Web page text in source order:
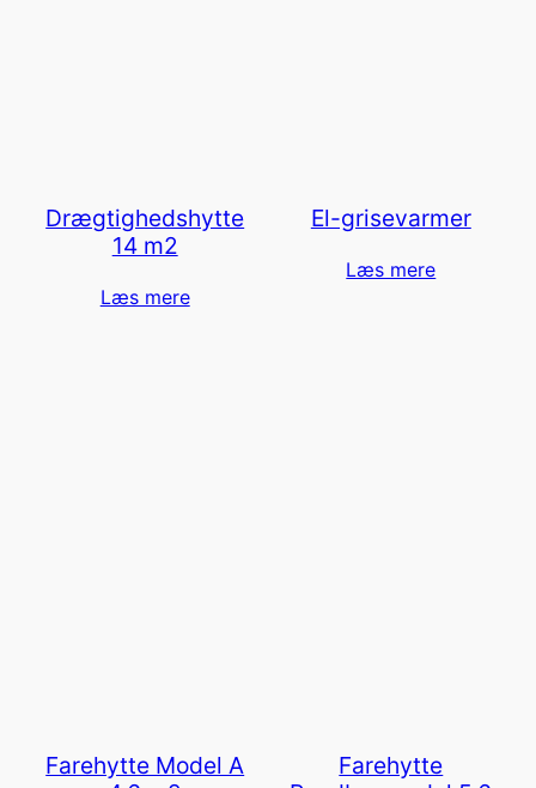
Drægtighedshytte
14 m2
Læs mere
El-grisevarmer
Læs mere
Farehytte Model A
Farehytte